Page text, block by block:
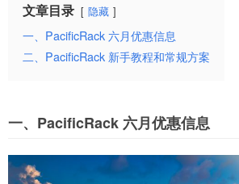
文章目录 隐藏
一、PacificRack 六月优惠信息
二、PacificRack 新手教程和常规方案
一、PacificRack 六月优惠信息